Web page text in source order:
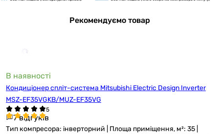
Рекомендуємо товар
В наявності
Кондиціонер спліт-система Mitsubishi Electric Design Inverter
MSZ-EF35VGKB/MUZ-EF35VG
7 відгуків
Тип компресора: інверторний | Площа приміщення, м²: 35 |